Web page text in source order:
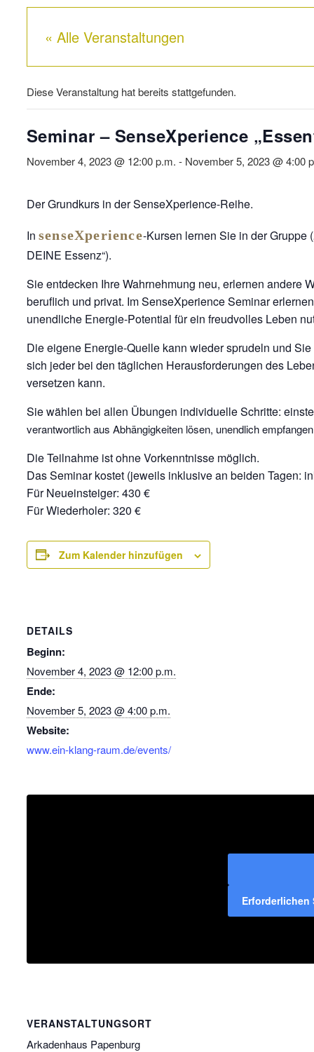
« Alle Veranstaltungen
Diese Veranstaltung hat bereits stattgefunden.
Seminar – SenseXperience
November 4, 2023 @ 12:00 p.m. - November 5, 2023 @ 4:00
Der Grundkurs in der SenseXperience-Reihe.
In senseXperience-Kursen lernen Sie in der Gruppe
DEINE Essenz“).
Sie entdecken Ihre Wahrnehmung neu, erlernen andere
beruflich und privat. Im SenseXperience Seminar
unendliche Energie-Potential für ein freudvolles Leben
Die eigene Energie-Quelle kann wieder sprudeln und
sich jeder bei den täglichen Herausforderungen des
versetzen kann.
Sie wählen bei allen Übungen individuelle Schritte:
verantwortlich aus Abhängigkeiten lösen, unendlich
Die Teilnahme ist ohne Vorkenntnisse möglich.
Das Seminar kostet (jeweils inklusive an beiden Tagen:
Für Neueinsteiger: 430 €
Für Wiederholer: 320 €
Zum Kalender hinzufügen
DETAILS
Beginn:
November 4, 2023 @ 12:00 p.m.
Ende:
November 5, 2023 @ 4:00 p.m.
Website:
www.ein-klang-raum.de/events/
VERANSTALTUNGSORT
Arkadenhaus Papenburg
Erforderlichen